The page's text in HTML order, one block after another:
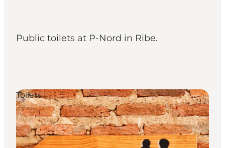
Aktiviteter
Public toilets at P-Nord in Ribe.
Toilets